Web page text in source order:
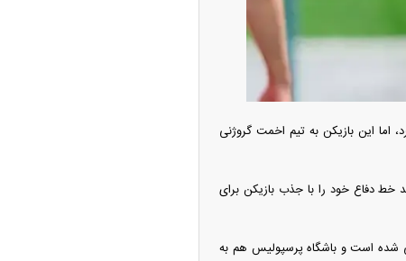
این بازیکن به تیم اخمت گروژنی
خط دفاع خود را با جذب بازیکن برای
معرفی شده است و باشگاه پرسپولیس هم به